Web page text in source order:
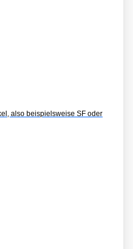
also beispielsweise SF oder